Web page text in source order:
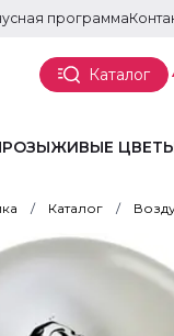
программа
Каталог
РОЗЫЖИВЫЕ
Каталог